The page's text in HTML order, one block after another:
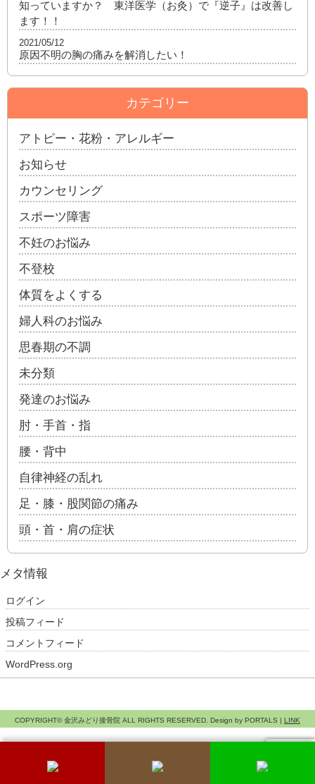
知っていますか？ 東洋医学（お灸）で『逆子』は改善し
ます！！
原因不明の胸の痛みを解消したい！
2021/05/12
カテゴリー
アトピー・花粉・アレルギー
お知らせ
カウンセリング
スポーツ障害
不妊のお悩み
不登校
体質をよくする
婦人科のお悩み
思春期の不調
未分類
発達のお悩み
肘・手首・指
腰・背中
自律神経の乱れ
足・膝・股関節の痛み
頭・首・肩の症状
メタ情報
ログイン
投稿フィード
コメントフィード
WordPress.org
COPYRIGHT© 金沢みどり接骨院 ALL RIGHTS RESERVED. Design by PORTALS | LINK